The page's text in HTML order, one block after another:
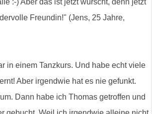
Freundin!" (Jens, 25 Jahre,
in einem Tanzkurs. Und habe echt viele
Aber irgendwie hat es nie gefunkt.
Dann habe ich Thomas getroffen und